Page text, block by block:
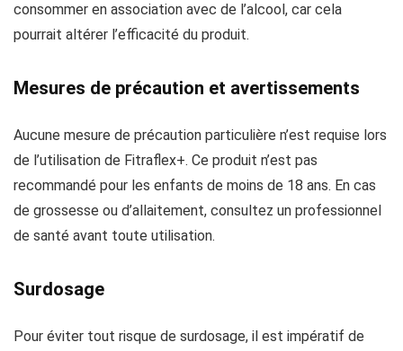
consommer en association avec de l’alcool, car cela
pourrait altérer l’efficacité du produit.
Mesures de précaution et avertissements
Aucune mesure de précaution particulière n’est requise lors
de l’utilisation de Fitraflex+. Ce produit n’est pas
recommandé pour les enfants de moins de 18 ans. En cas
de grossesse ou d’allaitement, consultez un professionnel
de santé avant toute utilisation.
Surdosage
Pour éviter tout risque de surdosage, il est impératif de